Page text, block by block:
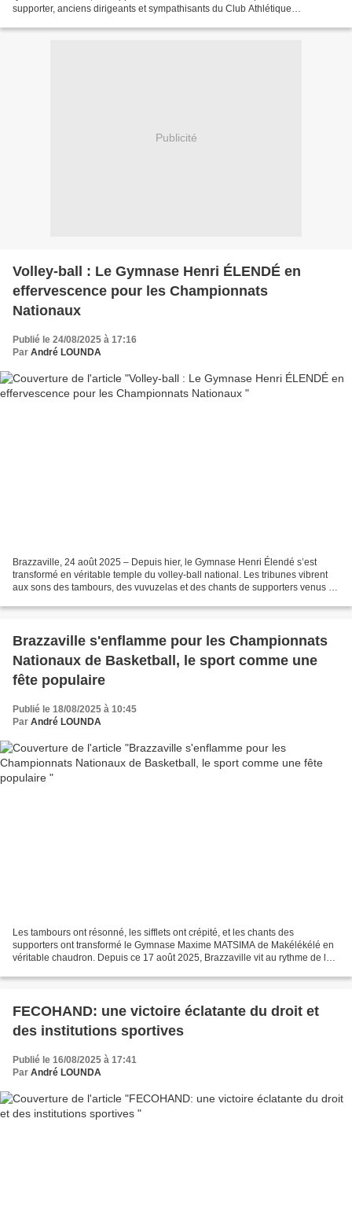
supporter, anciens dirigeants et sympathisants du Club Athlétique
Publicité
Volley-ball : Le Gymnase Henri ÉLENDÉ en
effervescence pour les Championnats
Nationaux
Publié le 24/08/2025 à 17:16
Par André LOUNDA
Brazzaville, 24 août 2025 – Depuis hier, le Gymnase Henri Élendé s’est
transformé en véritable temple du volley-ball national. Les tribunes vibrent
aux sons des tambours, des vuvuzelas et des chants de supporters venus de
Brazzaville s'enflamme pour les Championnats
Nationaux de Basketball, le sport comme une
fête populaire
Publié le 18/08/2025 à 10:45
Par André LOUNDA
Les tambours ont résonné, les sifflets ont crépité, et les chants des
supporters ont transformé le Gymnase Maxime MATSIMA de Makélékélé en
véritable chaudron. Depuis ce 17 août 2025, Brazzaville vit au rythme de la
FECOHAND: une victoire éclatante du droit et
des institutions sportives
Publié le 16/08/2025 à 17:41
Par André LOUNDA